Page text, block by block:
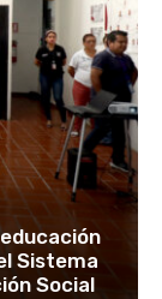
Sistema
Social